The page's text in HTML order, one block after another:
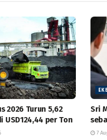
2026 Turun 5,62
USD124,44 per Ton
Sri
7